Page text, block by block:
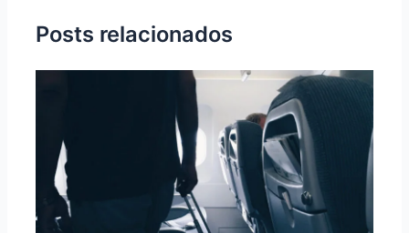
Posts relacionados